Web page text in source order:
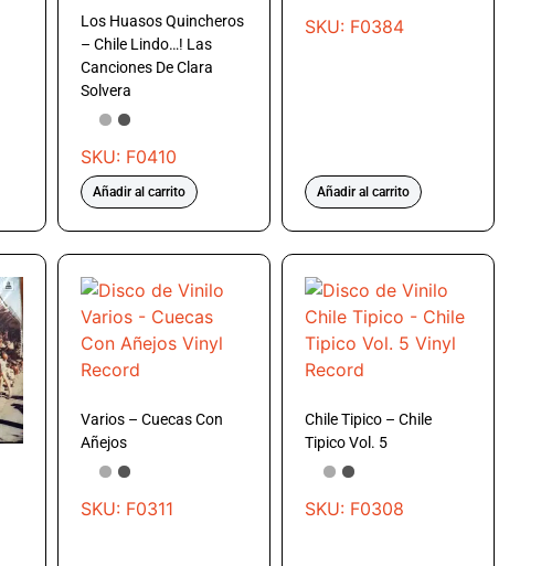
Los Huasos Quincheros
– Chile Lindo…! Las
Canciones De Clara
Solvera
SKU: F0410
Añadir al carrito
SKU: F0384
Añadir al carrito
Varios – Cuecas Con
Añejos
SKU: F0311
Chile Tipico – Chile
Tipico Vol. 5
SKU: F0308